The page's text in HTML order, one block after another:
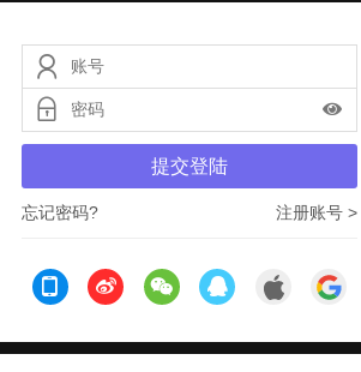
提交登陆
忘记密码? 注册账号 >